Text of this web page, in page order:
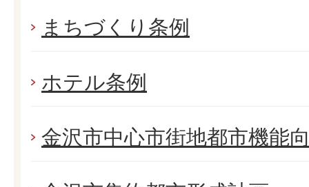
まちづくり条例
ホテル条例
金沢市中心市街地都市機能